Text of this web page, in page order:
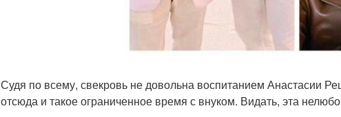
Судя по всему, свекровь не довольна воспитанием Анастасии
отсюда и такое ограниченное время с внуком. Видать, эта